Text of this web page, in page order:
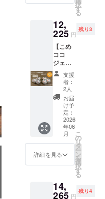
産））/
「こめ
ココ
ジェ
ラート
（チョ
コ
味）」
・サイ
ズ：約
フタ直
径
7.5cm
、カッ
プ高さ5
ｃｍ ・
重量：
約
100g（
約90ml)
方法：
－18℃
・保存
以下 ・
原材
料、主
原料の
原産
地：コ
コナッ
ツミル
ク（タ
イ）、
砂糖、
ブドウ
糖、こ
め油、
米粉
（国
産））/
「こめ
ココ
「こめ
ココ
ジェ
ラート
（バニ
ラ
味）」
・サイ
ズ：約
フタ直
7.5cm
、カッ
プ高さ5
ｃｍ ・
約
100g（
約90ml)
方法：
－18℃
23％off
となる
お買得
価格で
す。ど
うぞお
試しく
ださ
い。 ご
賞味い
ただい
た後で
アン
ケート
にご回
願いい
たしま
ココ
ジェ
ちのこ
め油の
紙パッ
クを図
案化し
たイラ
ストの
豆シー
ルが初
回のみ
10枚付
きま
す。 送
料込価
格と
なって
おり、
プでの
想定通
ココ
ラート
のバニ
ラ味4個
とチョ
コ味4個
合計8個
セット
を2025
年の9月
と2026
年2月に
お届け
しま
す。お
まけと
して三
和油脂
ちのこ
め油の
択
す
る
12,
225 円
残り3
【こめ
ココ
ジェ
ラート6
個セッ
ト定期
配送3回
+まいこ
め豆
シー
ル】 ア
レルゲ
ン28品
目不使
用こめ
ココ
ラート
バニラ
支援
者：
2人
お届
け予
定：
2026
年06
月
詳細を見る
こ
の
リ
タ
ー
ン
を
選
択
す
る
14,
265 円
残り4